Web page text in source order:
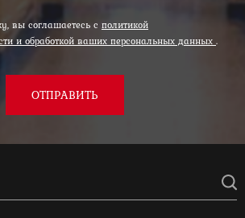
вы соглашаетесь с политикой
и обработкой ваших персональных данных .
ОТПРАВИТЬ